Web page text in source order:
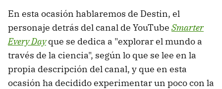
En esta ocasión hablaremos de Destin, el
personaje detrás del canal de YouTube Smarter
Every Dayque se dedica a "explorar el mundo a
través de la ciencia", según lo que se lee en la
propia descripción del canal, y que en esta
ocasión ha decidido experimentar un poco con la